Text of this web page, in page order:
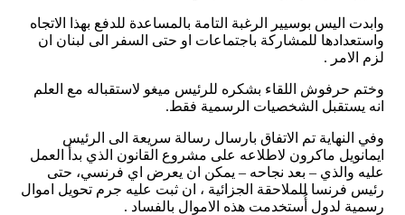
وابدت اليس بوسيير الرغبة التامة بالمساعدة للدفع بهذا الاتجاه
واستعدادها للمشاركة باجتماعات او حتى السفر الى لبنان ان
لزم الامر .
وختم حرفوش اللقاء بشكره للرئيس ميغو لاستقباله مع العلم
انه يستقبل الشخصيات الرسمية فقط.
وفي النهاية تم الاتفاق بارسال رسالة سريعة الى الرئيس
ايمانويل ماكرون لاطلاعه على مشروع القانون الذي بدأ العمل
عليه والذي – بعد نجاحه – يمكن ان يعرض اي فرنسي، حتى
رئيس فرنسا للملاحقة الجزائية ، ان ثبت عليه جرم تحويل اموال
رسمية لدول أُستخدمت هذه الاموال بالفساد .